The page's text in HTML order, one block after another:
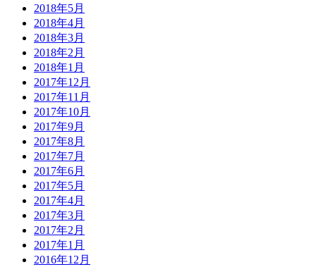
2018年5月
2018年4月
2018年3月
2018年2月
2018年1月
2017年12月
2017年11月
2017年10月
2017年9月
2017年8月
2017年7月
2017年6月
2017年5月
2017年4月
2017年3月
2017年2月
2017年1月
2016年12月